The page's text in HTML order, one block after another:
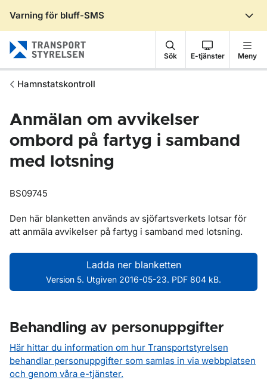
Varning för bluff-SMS
Sök E-tjänster Meny
Hamnstatskontroll
Anmälan om avvikelser
ombord på fartyg i samband
med lotsning
BS09745
Den här blanketten används av sjöfartsverkets lotsar för
att anmäla avvikelser på fartyg i samband med lotsning.
Ladda ner blanketten
Version 5. Utgiven 2016-05-23. PDF 804 kB.
Behandling av personuppgifter
Här hittar du information om hur Transportstyrelsen
behandlar personuppgifter som samlas in via webbplatsen
och genom våra e-tjänster.